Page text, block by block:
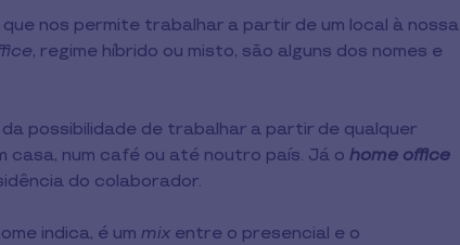
que nos permite trabalhar a partir de um local à nossa
, regime híbrido ou misto, são alguns dos nomes e
da possibilidade de trabalhar a partir de qualquer
casa, num café ou até noutro país. Já o home office
do colaborador.
indica, é um mix entre o presencial e o